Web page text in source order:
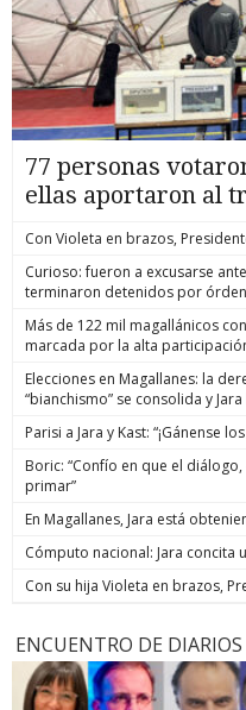
77 personas
ellas aportaron al
Con Violeta en brazos,
Curioso: fueron a excusarse
terminaron detenidos por
Más de 122 mil magallánicos
marcada por la alta
Elecciones en Magallanes: la
“bianchismo” se consolida y
Parisi a Jara y Kast: “¡Gánense
Boric: “Confío en que el
primar”
En Magallanes, Jara está
Cómputo nacional: Jara concita
Con su hija Violeta en brazos,
ENCUENTRO DE